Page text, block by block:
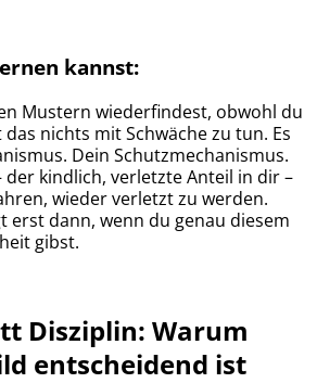
kannst:
Mustern wiederfindest, obwohl du
nichts mit Schwäche zu tun. Es
Dein Schutzmechanismus.
der kindlich, verletzte Anteil in dir –
wieder verletzt zu werden.
erst dann, wenn du genau diesem
gibst.
Disziplin: Warum
entscheidend ist